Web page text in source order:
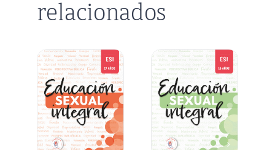
relacionados